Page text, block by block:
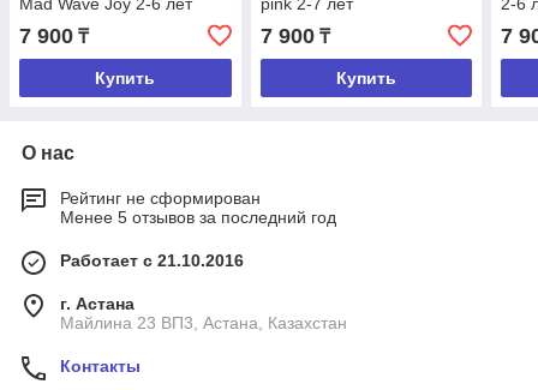
Mad Wave Joy 2-6 лет
7 900 ₸
Купить
pink 2-7 лет
7 900₸
Купить
2-6
7
О нас
Рейтинг не сформирован
Менее 5 отзывов за последний год
Работает с 21.10.2016
г. Астана
Майлина 23 ВП3, Астана, Казахстан
Контакты